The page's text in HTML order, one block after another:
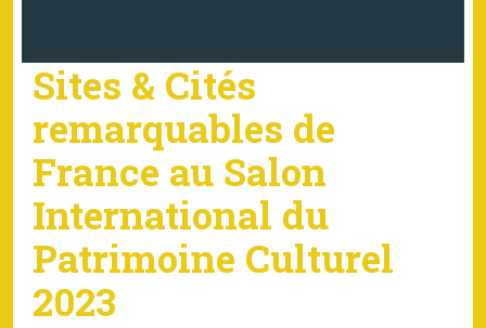
Sites & Cités
remarquables de
France au Salon
International du
Patrimoine Culturel
2023